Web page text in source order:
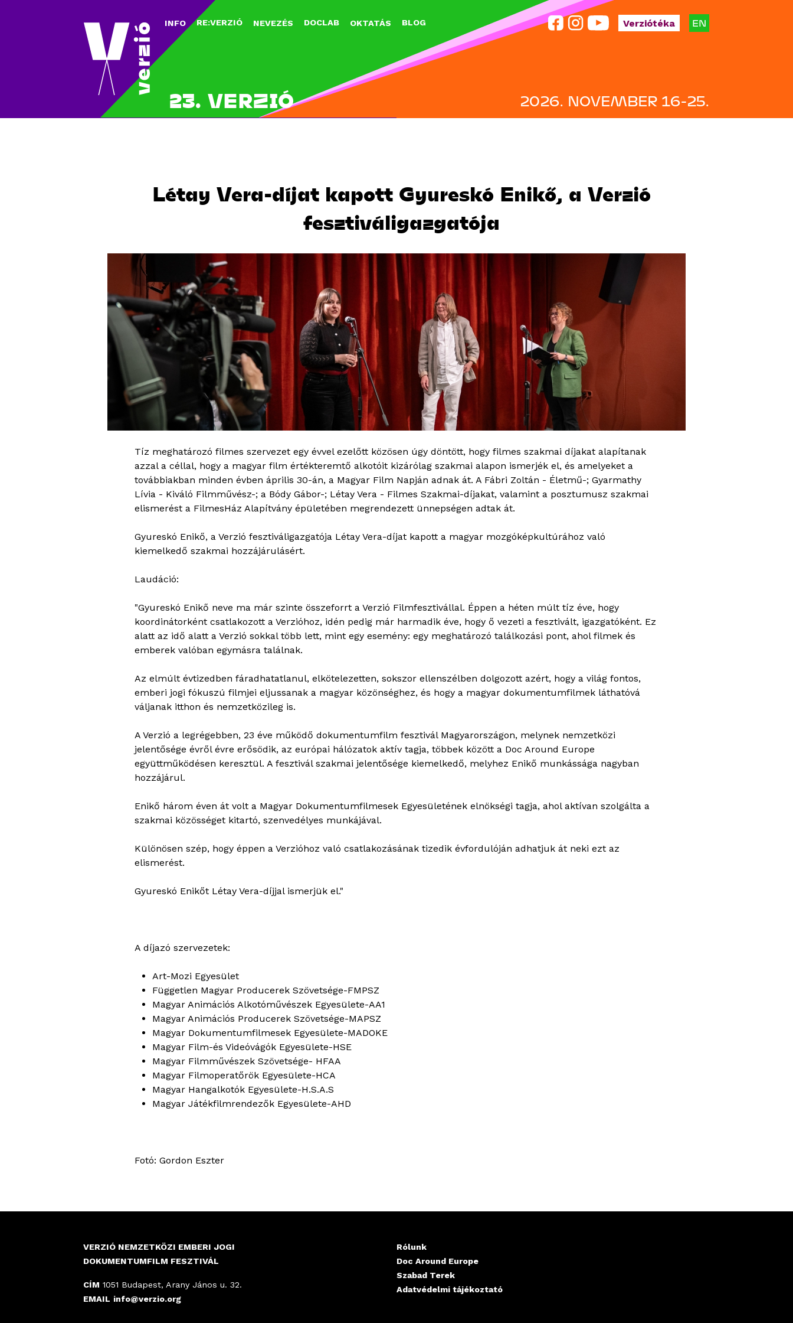
INFO RE:VERZIÓ NEVEZÉS DOCLAB OKTATÁS BLOG EN
23. VERZIÓ 2026. NOVEMBER 16-25.
Verziótéka
Létay Vera-díjat kapott Gyureskó Enikő, a Verzió
fesztiváligazgatója
Tíz meghatározó filmes szervezet egy évvel ezelőtt közösen úgy döntött, hogy filmes szakmai díjakat alapítanak
azzal a céllal, hogy a magyar film értékteremtő alkotóit kizárólag szakmai alapon ismerjék el, és amelyeket a
továbbiakban minden évben április 30-án, a Magyar Film Napján adnak át. A Fábri Zoltán - Életmű-; Gyarmathy
Lívia - Kiváló Filmművész-; a Bódy Gábor-; Létay Vera - Filmes Szakmai-díjakat, valamint a posztumusz szakmai
elismerést a FilmesHáz Alapítvány épületében megrendezett ünnepségen adtak át.
Gyureskó Enikő, a Verzió fesztiváligazgatója Létay Vera-díjat kapott a magyar mozgóképkultúrához való
kiemelkedő szakmai hozzájárulásért.
Laudáció:
"Gyureskó Enikő neve ma már szinte összeforrt a Verzió Filmfesztivállal. Éppen a héten múlt tíz éve, hogy
koordinátorként csatlakozott a Verzióhoz, idén pedig már harmadik éve, hogy ő vezeti a fesztivált, igazgatóként. Ez
alatt az idő alatt a Verzió sokkal több lett, mint egy esemény: egy meghatározó találkozási pont, ahol filmek és
emberek valóban egymásra találnak.
Az elmúlt évtizedben fáradhatatlanul, elkötelezetten, sokszor ellenszélben dolgozott azért, hogy a világ fontos,
emberi jogi fókuszú filmjei eljussanak a magyar közönséghez, és hogy a magyar dokumentumfilmek láthatóvá
váljanak itthon és nemzetközileg is.
A Verzió a legrégebben, 23 éve működő dokumentumfilm fesztivál Magyarországon, melynek nemzetközi
jelentősége évről évre erősödik, az európai hálózatok aktív tagja, többek között a Doc Around Europe
együttműködésen keresztül. A fesztivál szakmai jelentősége kiemelkedő, melyhez Enikő munkássága nagyban
hozzájárul.
Enikő három éven át volt a Magyar Dokumentumfilmesek Egyesületének elnökségi tagja, ahol aktívan szolgálta a
szakmai közösséget kitartó, szenvedélyes munkájával.
Különösen szép, hogy éppen a Verzióhoz való csatlakozásának tizedik évfordulóján adhatjuk át neki ezt az
elismerést.
Gyureskó Enikőt Létay Vera-díjjal ismerjük el."
A díjazó szervezetek:
Art-Mozi Egyesület
Független Magyar Producerek Szövetsége-FMPSZ
Magyar Animációs Alkotóművészek Egyesülete-AA1
Magyar Animációs Producerek Szövetsége-MAPSZ
Magyar Dokumentumfilmesek Egyesülete-MADOKE
Magyar Film-és Videóvágók Egyesülete-HSE
Magyar Filmművészek Szövetsége- HFAA
Magyar Filmoperatőrök Egyesülete-HCA
Magyar Hangalkotók Egyesülete-H.S.A.S
Magyar Játékfilmrendezők Egyesülete-AHD
Fotó: Gordon Eszter
VERZIÓ NEMZETKÖZI EMBERI JOGI
DOKUMENTUMFILM FESZTIVÁL
CÍM 1051 Budapest, Arany János u. 32.
EMAIL info@verzio.org
Rólunk
Doc Around Europe
Szabad Terek
Adatvédelmi tájékoztató